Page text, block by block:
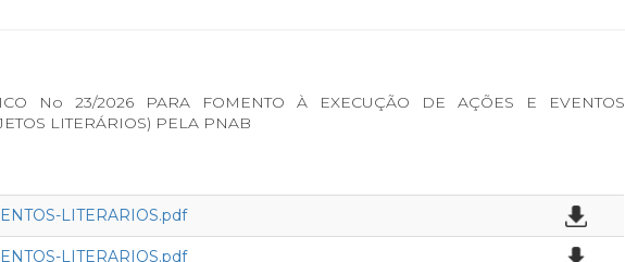
No 23/2026 PARA FOMENTO À EXECUÇÃO DE AÇÕES E EVENTOS
LITERÁRIOS) PELA PNAB
LITERARIOS.pdf
LITERARIOS.pdf